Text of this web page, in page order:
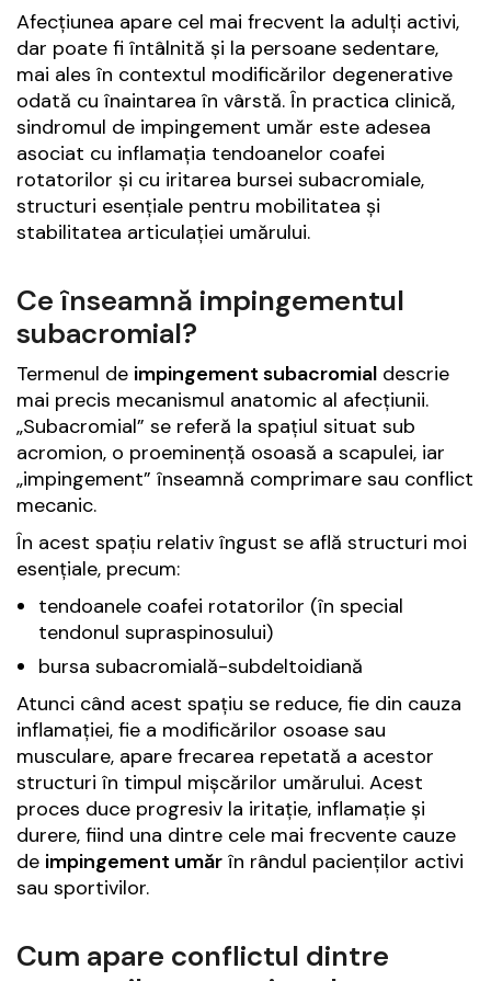
Afecțiunea apare cel mai frecvent la adulți activi,
dar poate fi întâlnită și la persoane sedentare,
mai ales în contextul modificărilor degenerative
odată cu înaintarea în vârstă. În practica clinică,
sindromul de impingement umăr este adesea
asociat cu inflamația tendoanelor coafei
rotatorilor și cu iritarea bursei subacromiale,
structuri esențiale pentru mobilitatea și
stabilitatea articulației umărului.
Ce înseamnă impingementul
subacromial?
Termenul de impingement subacromial descrie
mai precis mecanismul anatomic al afecțiunii.
„Subacromial” se referă la spațiul situat sub
acromion, o proeminență osoasă a scapulei, iar
„impingement” înseamnă comprimare sau conflict
mecanic.
În acest spațiu relativ îngust se află structuri moi
esențiale, precum:
tendoanele coafei rotatorilor (în special
tendonul supraspinosului)
bursa subacromială-subdeltoidiană
Atunci când acest spațiu se reduce, fie din cauza
inflamației, fie a modificărilor osoase sau
musculare, apare frecarea repetată a acestor
structuri în timpul mișcărilor umărului. Acest
proces duce progresiv la iritație, inflamație și
durere, fiind una dintre cele mai frecvente cauze
de impingement umăr în rândul pacienților activi
sau sportivilor.
Cum apare conflictul dintre